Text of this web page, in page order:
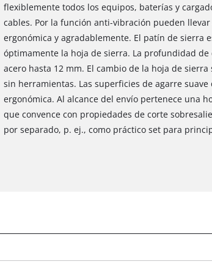
flexiblemente todos los equipos, baterías y
cables. Por la función anti-vibración pueden
ergonómica y agradablemente. El patín de sierra
óptimamente la hoja de sierra. La profundidad de
acero hasta 12 mm. El cambio de la hoja de
sin herramientas. Las superficies de agarre
ergonómica. Al alcance del envío pertenece una
que convence con propiedades de corte
por separado, p. ej., como práctico set para